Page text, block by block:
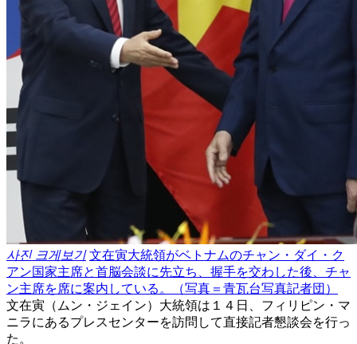
사진 크게보기 文在寅大統領がベトナムのチャン・ダイ・ク
アン国家主席と首脳会談に先立ち、握手を交わした後、チャ
ン主席を席に案内している。（写真＝青瓦台写真記者団）
文在寅（ムン・ジェイン）大統領は１４日、フィリピン・マ
ニラにあるプレスセンターを訪問して直接記者懇談会を行っ
た。